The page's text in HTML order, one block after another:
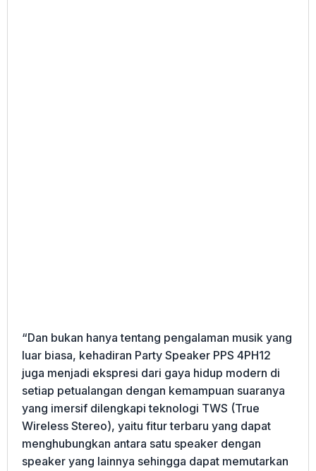
“Dan bukan hanya tentang pengalaman musik yang
luar biasa, kehadiran Party Speaker PPS 4PH12
juga menjadi ekspresi dari gaya hidup modern di
setiap petualangan dengan kemampuan suaranya
yang imersif dilengkapi teknologi TWS (True
Wireless Stereo), yaitu fitur terbaru yang dapat
menghubungkan antara satu speaker dengan
speaker yang lainnya sehingga dapat memutarkan